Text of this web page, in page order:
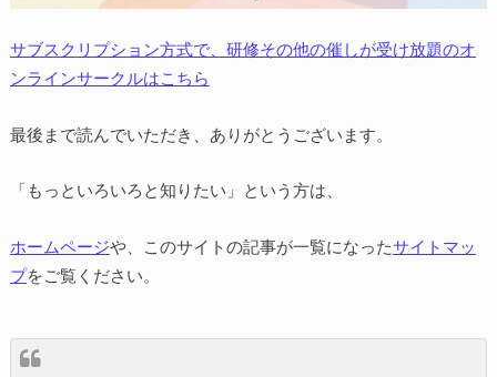
サブスクリプション方式で、研修その他の催しが受け放題のオ
ンラインサークルはこちら
最後まで読んでいただき、ありがとうございます。
「もっといろいろと知りたい」という方は、
ホームページや、このサイトの記事が一覧になったサイトマッ
プをご覧ください。